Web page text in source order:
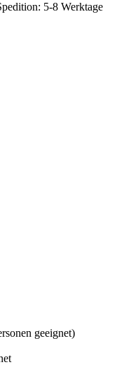
5-8 Werktage
geeignet)